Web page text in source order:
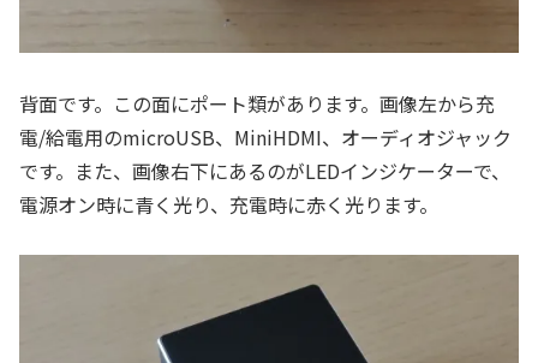
背面です。この面にポート類があります。画像左から充
電/給電用のmicroUSB、MiniHDMI、オーディオジャック
です。また、画像右下にあるのがLEDインジケーターで、
電源オン時に青く光り、充電時に赤く光ります。